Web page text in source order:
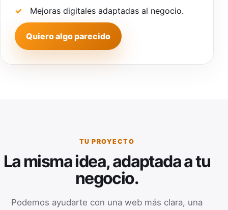
Mejoras digitales adaptadas al negocio.
Quiero algo parecido
TU PROYECTO
La misma idea, adaptada a tu
negocio.
Podemos ayudarte con una web más clara, una